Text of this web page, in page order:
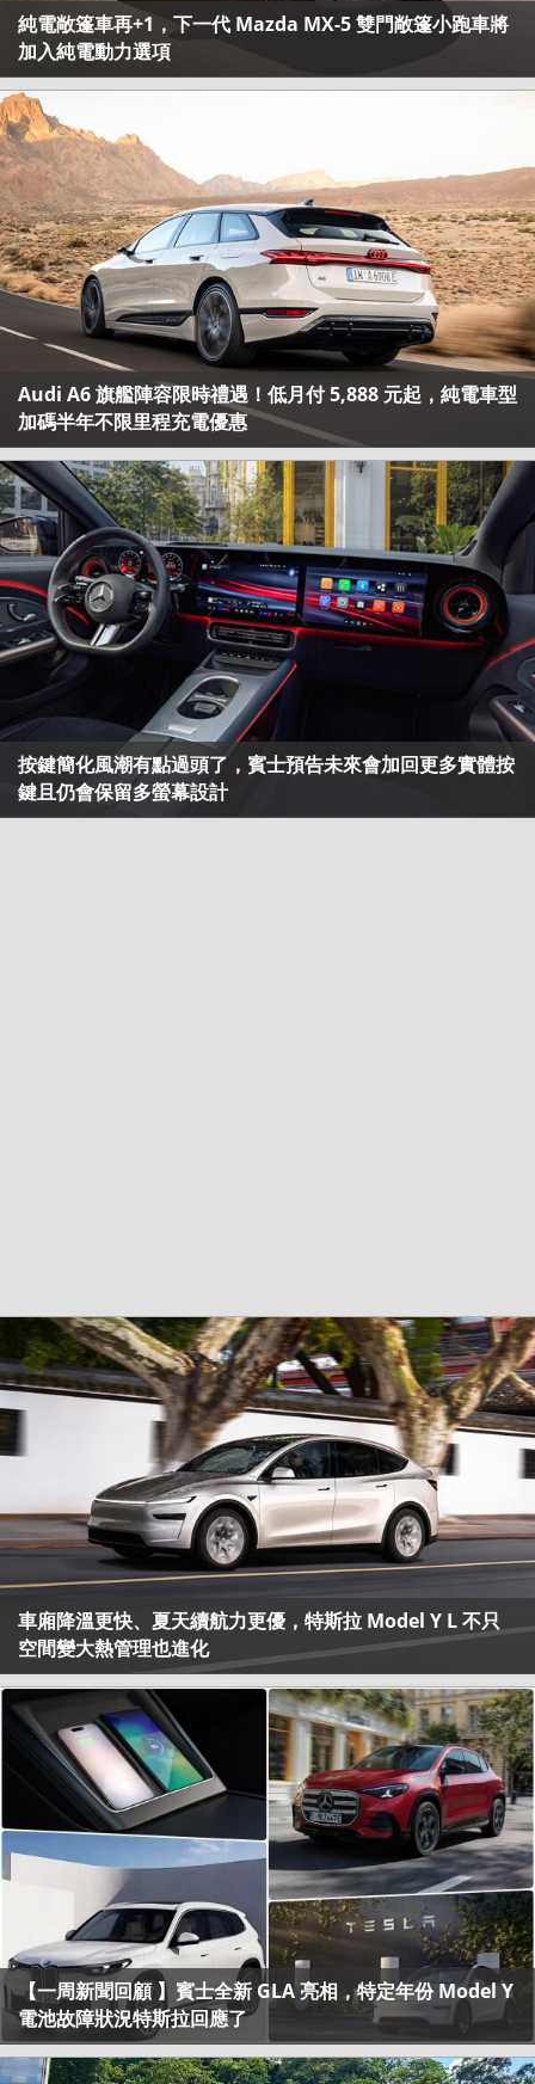
純電敞篷車再+1，下一代 Mazda MX-5 雙門敞篷小跑車將
加入純電動力選項
Audi A6 旗艦陣容限時禮遇！低月付 5,888 元起，純電車型
加碼半年不限里程充電優惠
按鍵簡化風潮有點過頭了，賓士預告未來會加回更多實體按
鍵且仍會保留多螢幕設計
車廂降溫更快、夏天續航力更優，特斯拉 Model Y L 不只
空間變大熱管理也進化
【一周新聞回顧 】賓士全新 GLA 亮相，特定年份 Model Y
電池故障狀況特斯拉回應了